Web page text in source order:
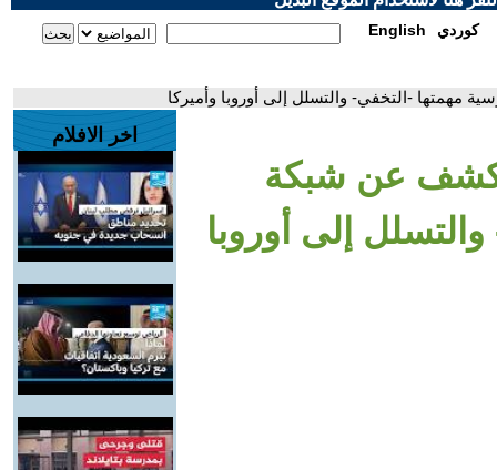
English كوردي
-التخفي- والتسلل إلى أوروبا وأميركا
تكشف عن شبكة
إلى أوروبا
اخر الافلام